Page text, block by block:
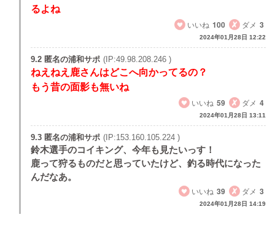
るよね
いいね 100 ダメ 3
2024年01月28日 12:22
9.2 匿名の浦和サポ (IP:49.98.208.246 )
ねえねえ鹿さんはどこへ向かってるの？
もう昔の面影も無いね
いいね 59 ダメ 4
2024年01月28日 13:11
9.3 匿名の浦和サポ (IP:153.160.105.224 )
鈴木選手のコイキング、今年も見たいっす！
鹿って狩るものだと思っていたけど、釣る時代になった
んだなあ。
いいね 39 ダメ 3
2024年01月28日 14:19